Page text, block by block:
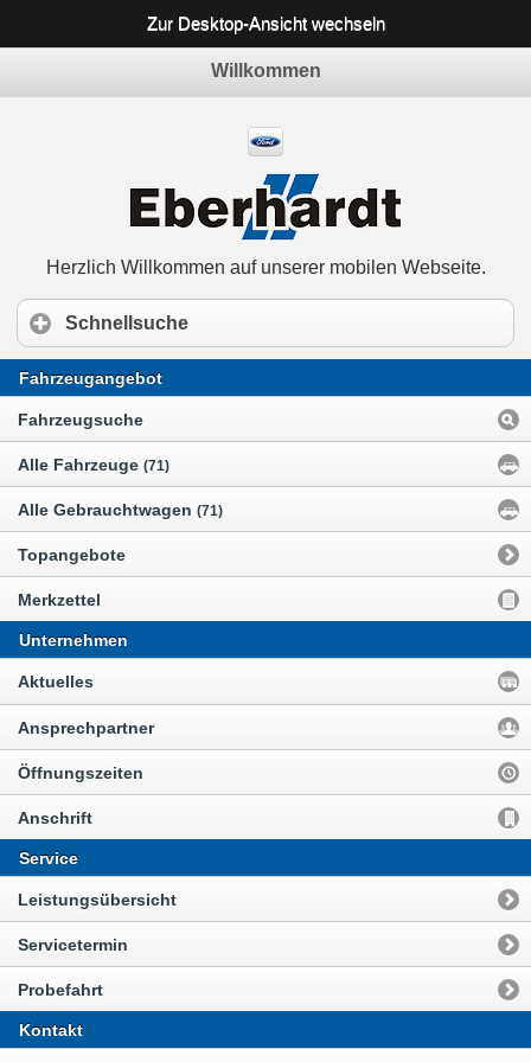
Zur Desktop-Ansicht wechseln
Willkommen
Herzlich Willkommen auf unserer mobilen Webseite.
Schnellsuche
Fahrzeugangebot
Fahrzeugsuche
Alle Fahrzeuge (71)
Alle Gebrauchtwagen (71)
Topangebote
Merkzettel
Unternehmen
Aktuelles
Ansprechpartner
Öffnungszeiten
Anschrift
Service
Leistungsübersicht
Servicetermin
Probefahrt
Kontakt